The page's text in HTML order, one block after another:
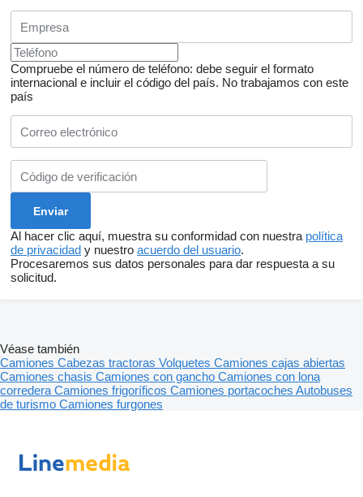
Compruebe el número de teléfono: debe seguir el formato
internacional e incluir el código del país. No trabajamos con este
país
Al hacer clic aquí, muestra su conformidad con nuestra política
de privacidad y nuestro acuerdo del usuario.
Procesaremos sus datos personales para dar respuesta a su
solicitud.
Véase también
Camiones Cabezas tractoras Volquetes Camiones cajas abiertas
Camiones chasis Camiones con gancho Camiones con lona
corredera Camiones frigoríficos Camiones portacoches Autobuses
de turismo Camiones furgones